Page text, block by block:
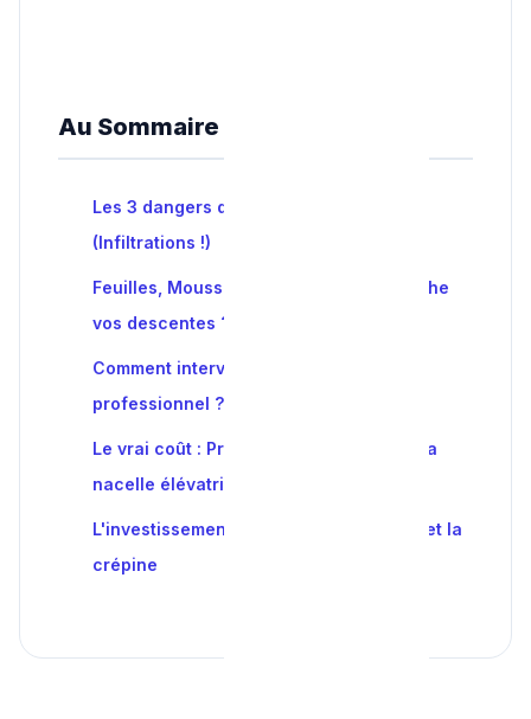
Au Sommaire :
Les 3 dangers d'une gouttière ignorée
(Infiltrations !)
Feuilles, Mousses et Oiseaux : Qui bouche
vos descentes ?
Comment intervient le déboucheur
professionnel ? (Hydrocurage toit)
Le vrai coût : Prix d'un nettoyage et de la
nacelle élévatrice
L'investissement malin : La Crapaudine et la
crépine